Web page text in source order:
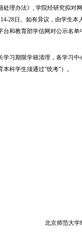
处理办法》, 学院经研究拟对
28日。如有异议，由学生
和教育部学信网对公示名单
学习期限学籍清理，各学习
科学生须通过“统考”）。
北京师范大学